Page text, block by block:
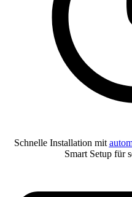
Schnelle Installation mit
Smart Setup für